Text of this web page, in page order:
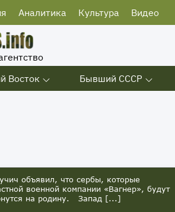
Аналитика Культура Видео
Восток Бывший СССР
объявил, что сербы, которые
военной компании «Вагнер», будут
на родину. Запад [...]